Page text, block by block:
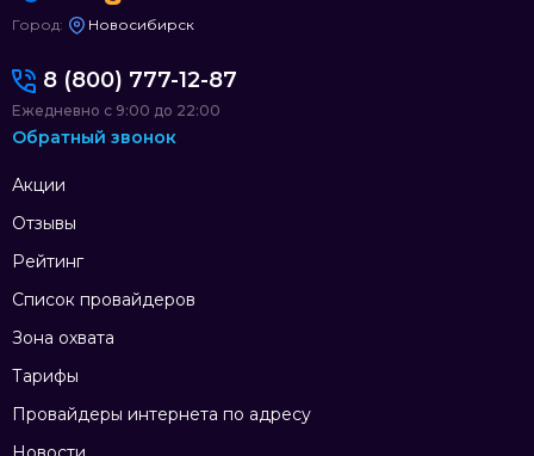
Город: Новосибирск
Акции
Отзывы
Рейтинг
Список провайдеров
Зона охвата
Тарифы
Провайдеры интернета по адресу
8 (800) 777-12-87
Ежедневно с 9:00 до 22:00
Обратный звонок